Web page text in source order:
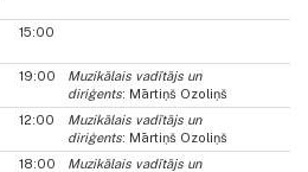
15:00
19:00
Muzikālais vadītājs un
diriģents: Mārtiņš Ozoliņš
12:00
Muzikālais vadītājs un
diriģents: Mārtiņš Ozoliņš
18:00
Muzikālais vadītājs un